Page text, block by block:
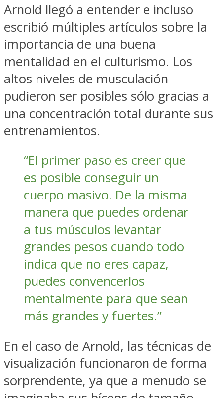
Arnold llegó a entender e incluso
escribió múltiples artículos sobre la
importancia de una buena
mentalidad en el culturismo. Los
altos niveles de musculación
pudieron ser posibles sólo gracias a
una concentración total durante sus
entrenamientos.
“El primer paso es creer que
es posible conseguir un
cuerpo masivo. De la misma
manera que puedes ordenar
a tus músculos levantar
grandes pesos cuando todo
indica que no eres capaz,
puedes convencerlos
mentalmente para que sean
más grandes y fuertes.”
En el caso de Arnold, las técnicas de
visualización funcionaron de forma
sorprendente, ya que a menudo se